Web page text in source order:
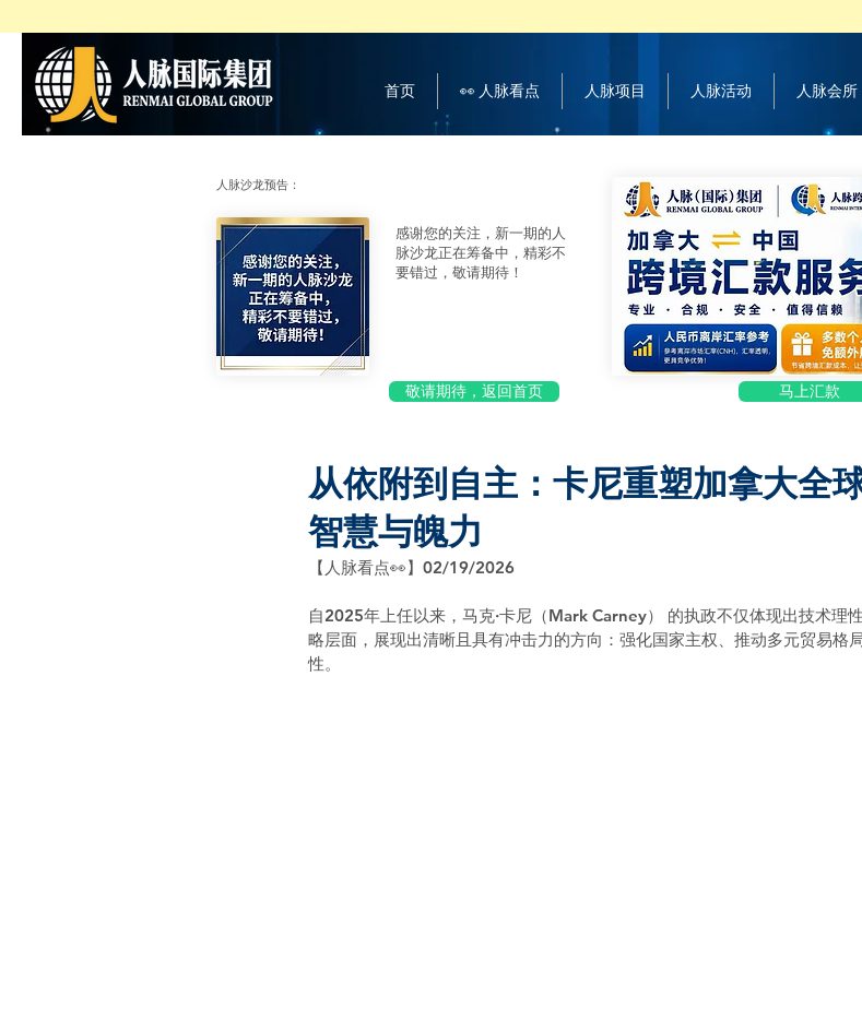
首页 👀 人脉看点 人脉项目 人脉活动 人脉会所
人脉沙龙预告：
感谢您的关注，新一期的人
脉沙龙正在筹备中，精彩不
要错过，敬请期待！
敬请期待，返回首页 马上汇款
从依附到自主：卡尼重塑加拿大全
智慧与魄力
【人脉看点👀】02/19/2026
自2025年上任以来，马克·卡尼（Mark Carney） 的执政不仅体现出技术理
略层面，展现出清晰且具有冲击力的方向：强化国家主权、推动多元贸易格
性。